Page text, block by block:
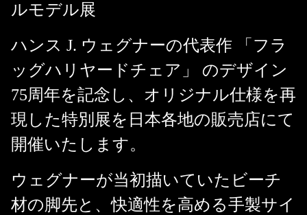
ルモデル展
ハンス J. ウェグナーの代表作
「フラ
ッグハリヤードチェア」
のデザイン
75周年を記念し、オリジナル仕様を再
現した特別展を日本各地の販売店にて
開催いたします。
ウェグナーが当初描いていたビーチ
材の脚先と、快適性を高める手製サイ